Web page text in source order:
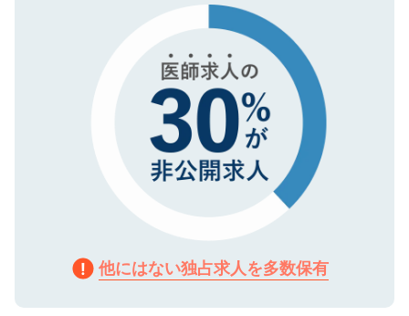
で、機密保持に関してもご安心ください。
他にはない独占求人を多数保有